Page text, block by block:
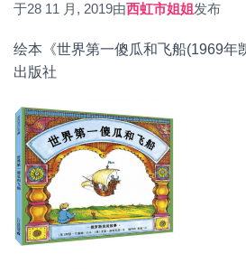
于28 11 月, 2019由西虹市姐姐发布
绘本《世界第一傻瓜和飞船(1969年
出版社